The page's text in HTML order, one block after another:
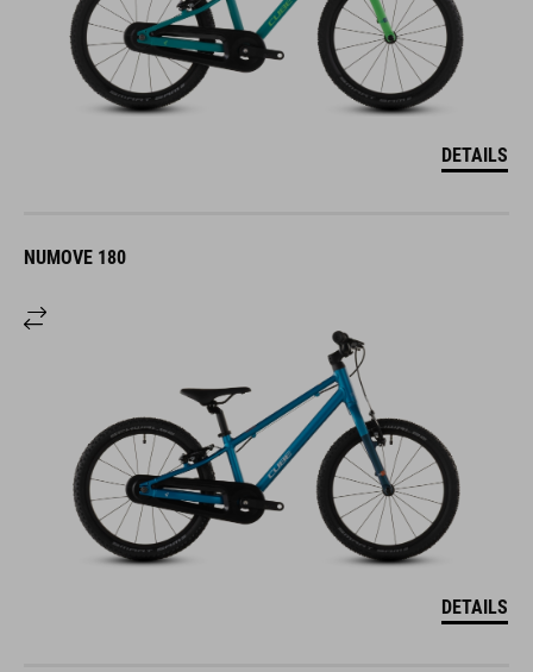
DETAILS
NUMOVE 180
DETAILS